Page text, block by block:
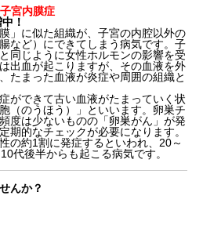
子宮内膜症
！
」に似た組織が、子宮の内腔以外の
など）にできてしまう病気です。子
同じように女性ホルモンの影響を受
出血が起こりますが、その血液を外
たまった血液が炎症や周囲の組織と
ができて古い血液がたまっていく状
（のうほう）」といいます。卵巣チ
度は少ないものの「卵巣がん」が発
期的なチェックが必要になります。
の約1割に発症するといわれ、20～
代後半からも起こる病気です。
んか？